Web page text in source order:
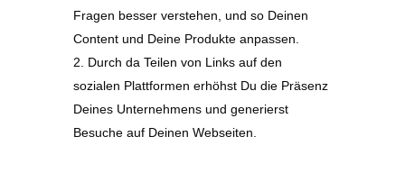
Fragen besser verstehen, und so Deinen
Content und Deine Produkte anpassen.
Durch da Teilen von Links auf den
sozialen Plattformen erhöhst Du die Präsenz
Deines Unternehmens und generierst
Besuche auf Deinen Webseiten.